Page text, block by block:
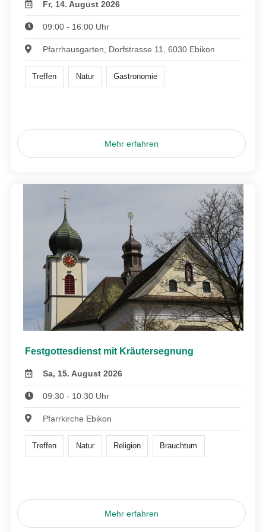
Fr, 14. August 2026
09:00 - 16:00 Uhr
Pfarrhausgarten, Dorfstrasse 11, 6030 Ebikon
Treffen Natur Gastronomie
Mehr erfahren
Festgottesdienst mit Kräutersegnung
Sa, 15. August 2026
09:30 - 10:30 Uhr
Pfarrkirche Ebikon
Treffen Natur Religion Brauchtum
Mehr erfahren